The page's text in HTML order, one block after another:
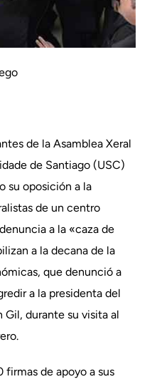
de la Asamblea Xeral
de Santiago (USC)
su oposición a la
de un centro
a la «caza de
a la decana de la
que denunció a
a la presidenta del
Gil, durante su visita al
de apoyo a sus